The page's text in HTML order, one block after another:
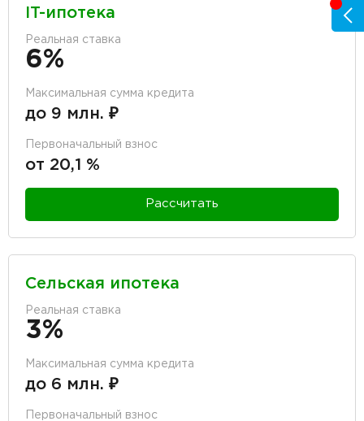
IT-ипотека
Реальная ставка
6%
Максимальная сумма кредита
до 9 млн. ₽
Первоначальный взнос
от 20,1 %
Рассчитать
Сельская ипотека
Реальная ставка
3%
Максимальная сумма кредита
до 6 млн. ₽
Первоначальный взнос